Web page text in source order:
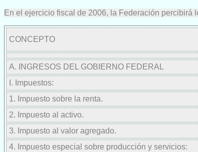
En el ejercicio fiscal de 2006, la Federación
CONCEPTO
A. INGRESOS DEL GOBIERNO FEDERAL
I. Impuestos:
1. Impuesto sobre la renta.
2. Impuesto al activo.
3. Impuesto al valor agregado.
4. Impuesto especial sobre producción y servicios: